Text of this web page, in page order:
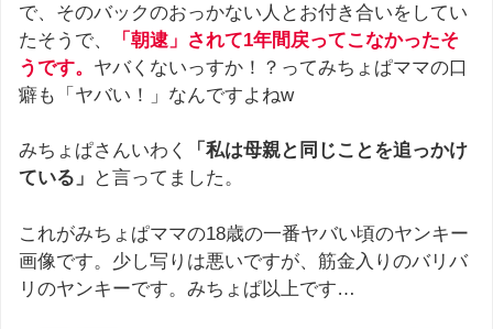
で、そのバックのおっかない人とお付き合いをしてい
たそうで、
「朝逮」されて1年間戻ってこなかったそ
うです。 ヤバくないっすか！？ってみちょぱママの口
癖も「ヤバい！」なんですよねw
みちょぱさんいわく
「私は母親と同じことを追っかけ
ている」
と言ってました。
これがみちょぱママの18歳の一番ヤバい頃のヤンキー
画像です。少し写りは悪いですが、筋金入りのバリバ
リのヤンキーです。みちょぱ以上です…